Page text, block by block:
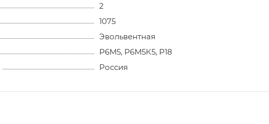
2
1075
Эвольвентная
Р6М5, Р6М5К5, Р18
Россия